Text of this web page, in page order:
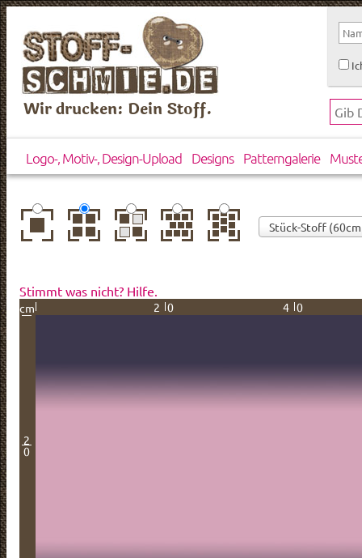
Wir drucken: Dein Stoff.
Logo-, Motiv-, Design-Upload Designs Patterngalerie
zentriert
einfach
wiederholt
gespiegelthorizontal
versetzt
vertikal
versetzt
Stimmt was nicht? Hilfe.
cm 20 40
2
0